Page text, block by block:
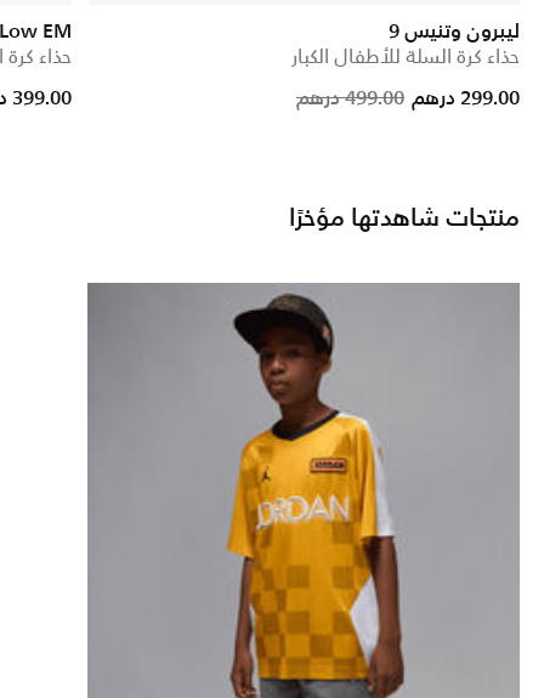
ليبرون وتنيس 9
حذاء كرة السلة للأطفال الكبار
Price
499.00 درهم to
299.00 درهم
EM
حذاء كرة
reduced from
to
399.00 درهم
منتجات شاهدتها مؤخرًا